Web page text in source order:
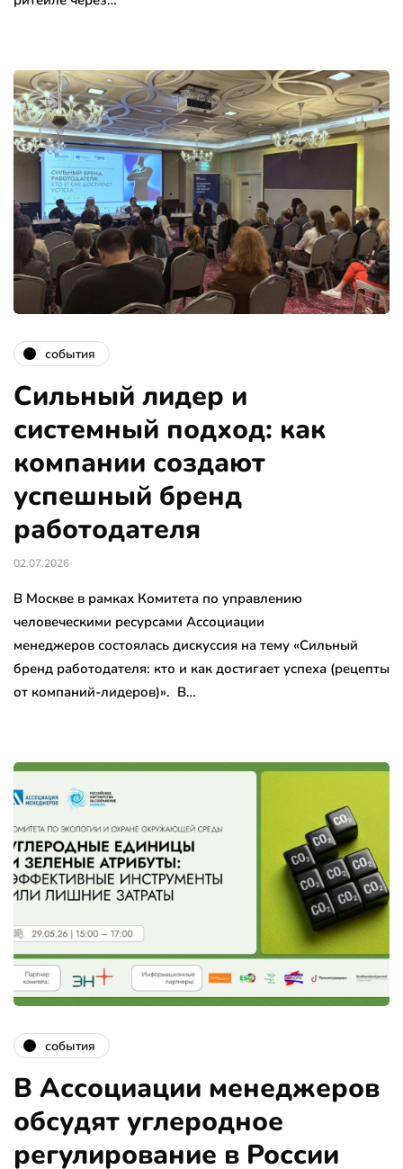
события
Сильный лидер и
системный подход: как
компании создают
успешный бренд
работодателя
02.07.2026
В Москве в рамках Комитета по управлению
человеческими ресурсами Ассоциации
менеджеров состоялась дискуссия на тему «Сильный
бренд работодателя: кто и как достигает успеха (рецепты
от компаний-лидеров)». В…
события
В Ассоциации менеджеров
обсудят углеродное
регулирование в России